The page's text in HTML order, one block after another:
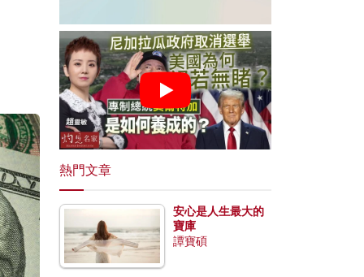
熱門文章
安心是人生最大的
寶庫
譚寶碩